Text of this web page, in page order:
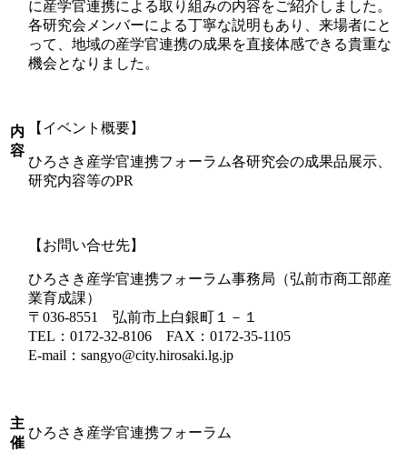
内
容
に産学官連携による取り組みの内容をご紹介しました。
各研究会メンバーによる丁寧な説明もあり、来場者にと
って、地域の産学官連携の成果を直接体感できる貴重な
機会となりました。
【イベント概要】
ひろさき産学官連携フォーラム各研究会の成果品展示、
研究内容等のPR
【お問い合せ先】
ひろさき産学官連携フォーラム事務局（弘前市商工部産
業育成課）
〒036-8551 弘前市上白銀町１－１
TEL：0172-32-8106 FAX：0172-35-1105
E-mail：sangyo@city.hirosaki.lg.jp
主
催
ひろさき産学官連携フォーラム